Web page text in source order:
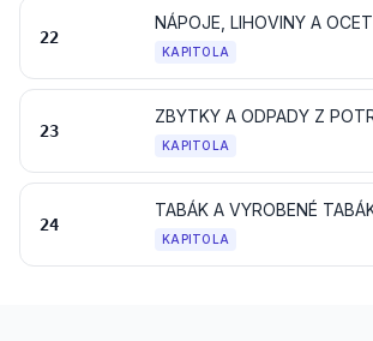
22
NÁPOJE, LIHOVINY A OCET
KAPITOLA
23
KAPITOLA
24
KAPITOLA